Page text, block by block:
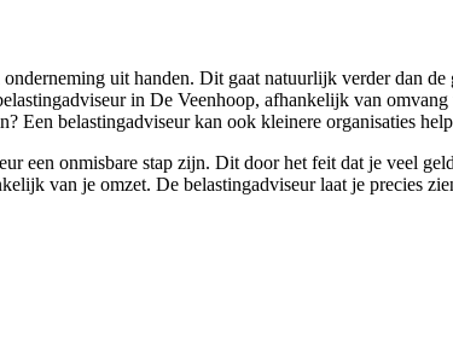
uit handen. Dit gaat natuurlijk verder dan
in De Veenhoop, afhankelijk van
Een belastingadviseur kan ook kleinere organisaties
een onmisbare stap zijn. Dit door het feit dat je veel
van je omzet. De belastingadviseur laat je precies